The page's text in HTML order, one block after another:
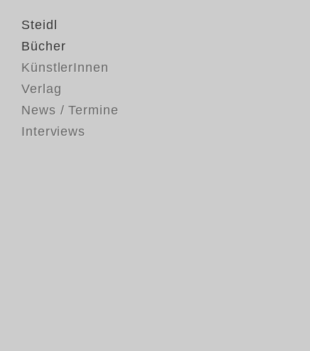
Steidl
Bücher
KünstlerInnen
Verlag
News / Termine
Interviews